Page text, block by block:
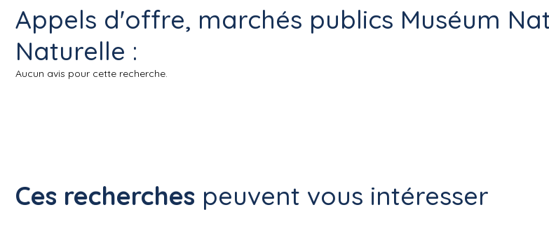
Appels d'offre, marchés publics Muséum
Naturelle :
Aucun avis pour cette recherche.
Ces recherches peuvent vous intéresser